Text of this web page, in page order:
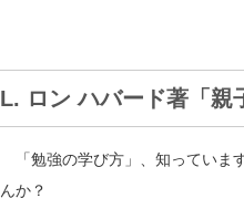
L. ロン ハバード著「親
「勉強の学び方」、知っていま
んか？